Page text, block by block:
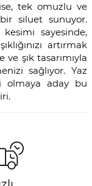
tek omuzlu ve
siluet sunuyor.
sayesinde,
artırmak
şık tasarımıyla
sağlıyor. Yaz
olmaya aday bu